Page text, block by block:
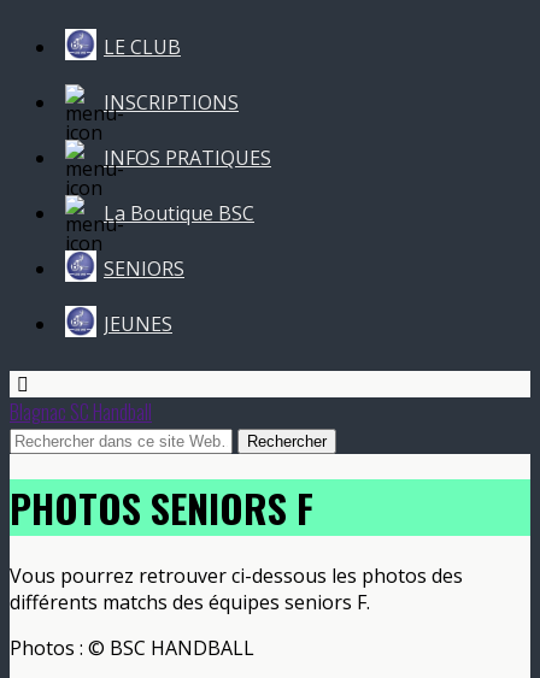
LE CLUB
INSCRIPTIONS
INFOS PRATIQUES
La Boutique BSC
SENIORS
JEUNES
Blagnac SC Handball
PHOTOS SENIORS F
Vous pourrez retrouver ci-dessous les photos des
différents matchs des équipes seniors F.
Photos : © BSC HANDBALL